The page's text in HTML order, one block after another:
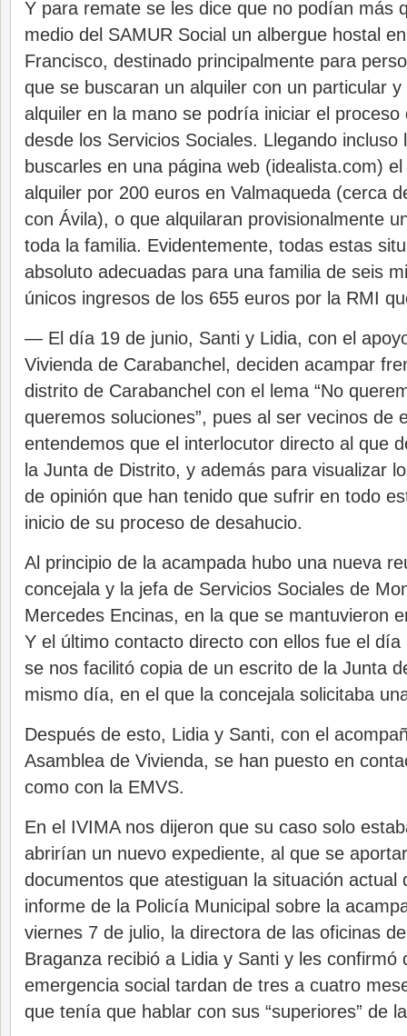
Y para remate se les dice que no podían más
medio del SAMUR Social un albergue hostal
Francisco, destinado principalmente para
que se buscaran un alquiler con un particular
alquiler en la mano se podría iniciar el
desde los Servicios Sociales. Llegando incluso
buscarles en una página web (idealista.com)
alquiler por 200 euros en Valmaqueda (cerca
con Ávila), o que alquilaran provisionalmente
toda la familia. Evidentemente, todas estas
absoluto adecuadas para una familia de seis
únicos ingresos de los 655 euros por la RMI
— El día 19 de junio, Santi y Lidia, con el
Vivienda de Carabanchel, deciden acampar
distrito de Carabanchel con el lema “No
queremos soluciones”, pues al ser vecinos de
entendemos que el interlocutor directo al que
la Junta de Distrito, y además para visualizar
de opinión que han tenido que sufrir en todo
inicio de su proceso de desahucio.
Al principio de la acampada hubo una nueva
concejala y la jefa de Servicios Sociales de
Mercedes Encinas, en la que se mantuvieron
Y el último contacto directo con ellos fue el
se nos facilitó copia de un escrito de la Junta
mismo día, en el que la concejala solicitaba
Después de esto, Lidia y Santi, con el
Asamblea de Vivienda, se han puesto en
como con la EMVS.
En el IVIMA nos dijeron que su caso solo
abrirían un nuevo expediente, al que se
documentos que atestiguan la situación actual
informe de la Policía Municipal sobre la
viernes 7 de julio, la directora de las oficinas
Braganza recibió a Lidia y Santi y les confirmó
emergencia social tardan de tres a cuatro
que tenía que hablar con sus “superiores” de